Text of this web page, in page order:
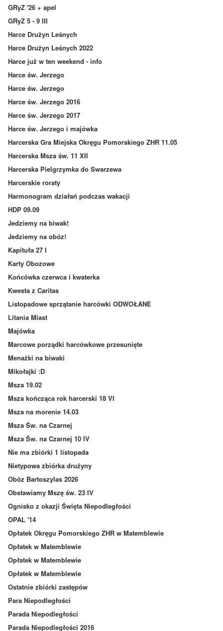
GRyZ '26 + apel
GRyZ 5 - 9 III
Harce Drużyn Leśnych
Harce Drużyn Leśnych 2022
Harce już w ten weekend - info
Harce św. Jerzego
Harce św. Jerzego
Harce św. Jerzego 2016
Harce św. Jerzego 2017
Harce św. Jerzego i majówka
Harcerska Gra Miejska Okręgu Pomorskiego ZHR 11.05
Harcerska Msza św. 11 XII
Harcerska Pielgrzymka do Swarzewa
Harcerskie roraty
Harmonogram działań podczas wakacji
HDP 09.09
Jedziemy na biwak!
Jedziemy na obóz!
Kapituła 27 I
Karty Obozowe
Końcówka czerwca i kwaterka
Kwesta z Caritas
Listopadowe sprzątanie harcówki ODWOŁANE
Litania Miast
Majówka
Marcowe porządki harcówkowe przesunięte
Menażki na biwaki
Mikołajki :D
Msza 19.02
Msza kończąca rok harcerski 18 VI
Msza na morenie 14.03
Msza Św. na Czarnej
Msza Św. na Czarnej 10 IV
Nie ma zbiórki 1 listopada
Nietypowa zbiórka drużyny
Obóz Bartoszylas 2026
Obstawiamy Mszę św. 23 IV
Ognisko z okazji Święta Niepodległości
OPAL '14
Opłatek Okręgu Pomorskiego ZHR w Matemblewie
Opłatek w Matemblewie
Opłatek w Matemblewie
Opłatek w Matemblewie
Ostatnie zbiórki zastępów
Para Niepodległości
Parada Niepodległości
Parada Niepodległości 2016